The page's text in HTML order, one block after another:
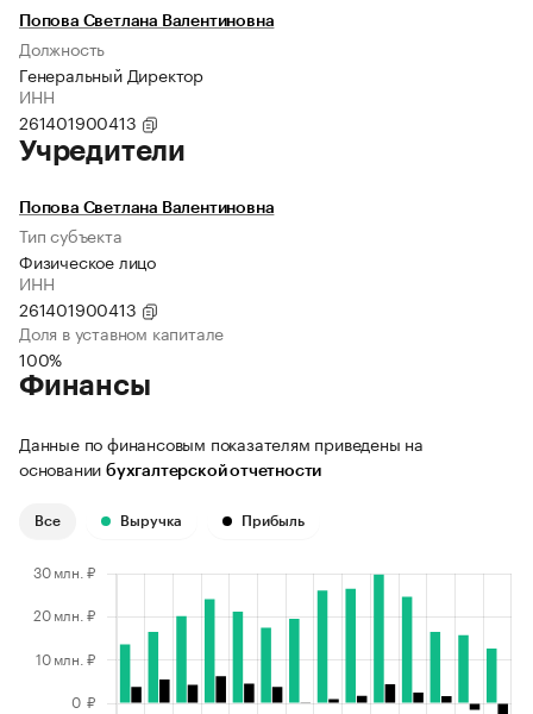
Попова Светлана Валентиновна
Должность
Генеральный Директор
ИНН
261401900413
Учредители
Попова Светлана Валентиновна
Тип субъекта
Физическое лицо
ИНН
261401900413
Доля в уставном капитале
100%
Финансы
Данные по финансовым показателям приведены на
основании бухгалтерской отчетности
Все Выручка Прибыль